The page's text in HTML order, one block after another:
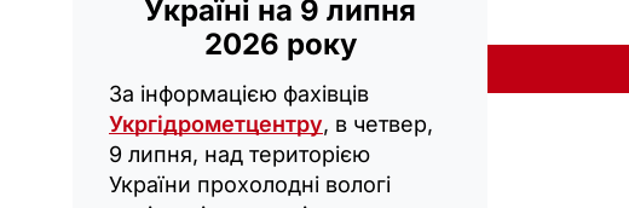
Україні на 9 липня
2026 року
За інформацією фахівців
Укргідрометцентру, в четвер,
9 липня, над територією
України прохолодні вологі